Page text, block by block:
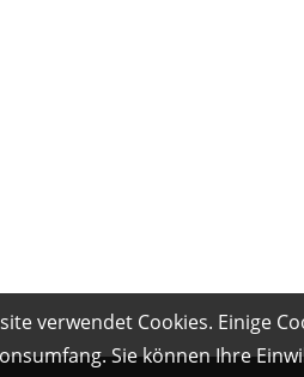
verwendet Cookies. Einige
Sie können Ihre